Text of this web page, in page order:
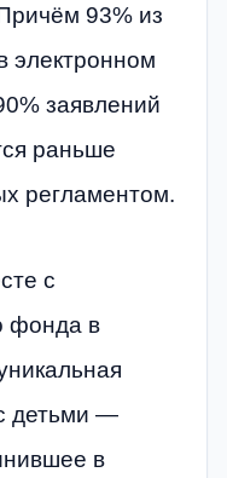
93% из
электронном
заявлений
раньше
регламентом.
с
фонда в
детьми —
в